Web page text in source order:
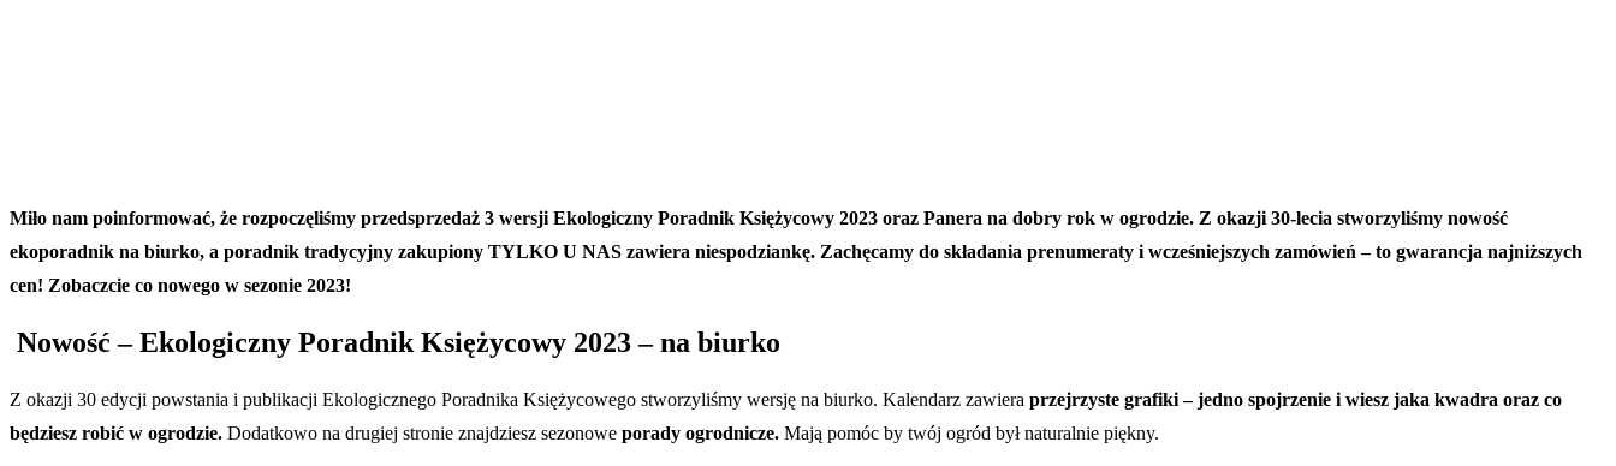
Miło nam poinformować, że rozpoczęliśmy przedsprzedaż 3 wersji Ekologiczny Poradnik Księżycowy 2023 oraz Panera na dobry rok w ogrodzie. Z okazji 30-lecia stworzyliśmy nowość
ekoporadnik na biurko, a poradnik tradycyjny zakupiony TYLKO U NAS zawiera niespodziankę. Zachęcamy do składania prenumeraty i wcześniejszych zamówień – to gwarancja najniższych
cen! Zobaczcie co nowego w sezonie 2023!
Nowość – Ekologiczny Poradnik Księżycowy 2023 – na biurko
Z okazji 30 edycji powstania i publikacji Ekologicznego Poradnika Księżycowego stworzyliśmy wersję na biurko. Kalendarz zawiera przejrzyste grafiki – jedno spojrzenie i wiesz jaka kwadra oraz co
będziesz robić w ogrodzie. Dodatkowo na drugiej stronie znajdziesz sezonowe porady ogrodnicze. Mają pomóc by twój ogród był naturalnie piękny.